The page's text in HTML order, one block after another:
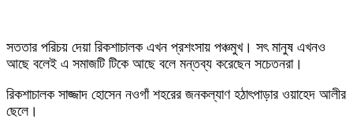
সততার পরিচয় দেয়া রিকশাচালক এখন প্রশংসায় পঞ্চমুখ। সৎ মানুষ এখনও
আছে বলেই এ সমাজটি টিকে আছে বলে মন্তব্য করেছেন সচেতনরা।
রিকশাচালক সাজ্জাদ হোসেন নওগাঁ শহরের জনকল্যাণ হঠাৎপাড়ার ওয়াহেদ আলীর
ছেলে।